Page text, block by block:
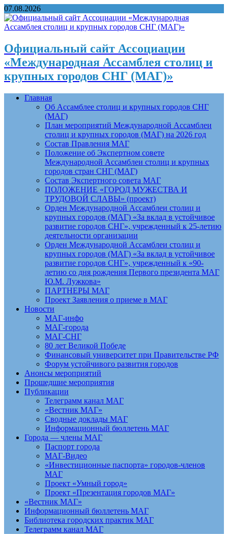
07.08.2026
Официальный сайт Ассоциации
«Международная Ассамблея столиц и
крупных городов СНГ (МАГ)»
Главная
Об Ассамблее столиц и крупных городов СНГ
(МАГ)
План мероприятий Международной Ассамблеи
столиц и крупных городов (МАГ) на 2026 год
Состав Правления МАГ
Положение об Экспертном совете
Международной Ассамблеи столиц и крупных
городов стран СНГ (МАГ)
Состав Экспертного совета МАГ
ПОЛОЖЕНИЕ «ГОРОД МУЖЕСТВА И
ТРУДОВОЙ СЛАВЫ» (проект)
Орден Международной Ассамблеи столиц и
крупных городов (МАГ) «За вклад в устойчивое
развитие городов СНГ», учрежденный к 25-летию
деятельности организации
Орден Международной Ассамблеи столиц и
крупных городов (МАГ) «За вклад в устойчивое
развитие городов СНГ», учрежденный к «90-
летию со дня рождения Первого президента МАГ
Ю.М. Лужкова»
ПАРТНЕРЫ МАГ
Проект Заявления о приеме в МАГ
Новости
МАГ-инфо
МАГ-города
МАГ-СНГ
80 лет Великой Победе
Финансовый университет при Правительстве РФ
Форум устойчивого развития городов
Анонсы мероприятий
Прошедшие мероприятия
Публикации
Телеграмм канал МАГ
«Вестник МАГ»
Сводные доклады МАГ
Информационный бюллетень МАГ
Города — члены МАГ
Паспорт города
МАГ-Видео
«Инвестиционные паспорта» городов-членов
МАГ
Проект «Умный город»
Проект «Презентация городов МАГ»
«Вестник МАГ»
Информационный бюллетень МАГ
Библиотека городских практик МАГ
Телеграмм канал МАГ